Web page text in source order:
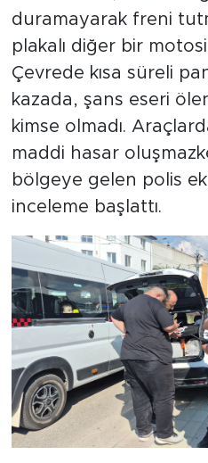
duramayarak freni
plakalı diğer bir
Çevrede kısa süreli
kazada, şans eseri
kimse olmadı.
maddi hasar
bölgeye gelen polis
inceleme başlattı.